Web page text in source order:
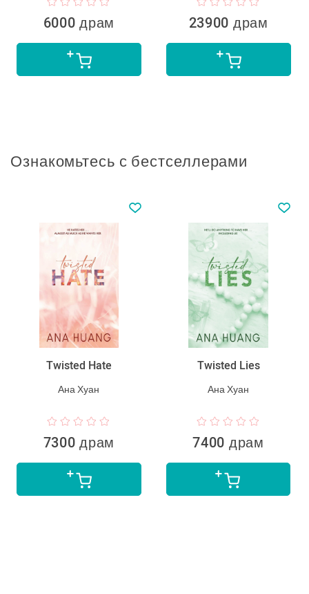
6000 драм 23900 драм
Ознакомьтесь с бестселлерами
Twisted Hate
Ана Хуан
7300 драм
Twisted Lies
Ана Хуан
7400 драм